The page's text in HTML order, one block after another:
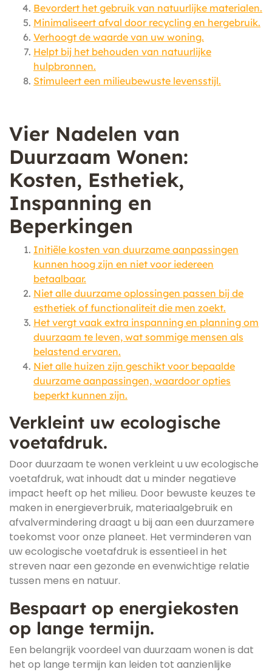
Bevordert het gebruik van natuurlijke materialen.
Minimaliseert afval door recycling en hergebruik.
Verhoogt de waarde van uw woning.
Helpt bij het behouden van natuurlijke
hulpbronnen.
Stimuleert een milieubewuste levensstijl.
Vier Nadelen van
Duurzaam Wonen:
Kosten, Esthetiek,
Inspanning en
Beperkingen
Initiële kosten van duurzame aanpassingen
kunnen hoog zijn en niet voor iedereen
betaalbaar.
Niet alle duurzame oplossingen passen bij de
esthetiek of functionaliteit die men zoekt.
Het vergt vaak extra inspanning en planning om
duurzaam te leven, wat sommige mensen als
belastend ervaren.
Niet alle huizen zijn geschikt voor bepaalde
duurzame aanpassingen, waardoor opties
beperkt kunnen zijn.
Verkleint uw ecologische
voetafdruk.
Door duurzaam te wonen verkleint u uw ecologische
voetafdruk, wat inhoudt dat u minder negatieve
impact heeft op het milieu. Door bewuste keuzes te
maken in energieverbruik, materiaalgebruik en
afvalvermindering draagt u bij aan een duurzamere
toekomst voor onze planeet. Het verminderen van
uw ecologische voetafdruk is essentieel in het
streven naar een gezonde en evenwichtige relatie
tussen mens en natuur.
Bespaart op energiekosten
op lange termijn.
Een belangrijk voordeel van duurzaam wonen is dat
het op lange termijn kan leiden tot aanzienlijke